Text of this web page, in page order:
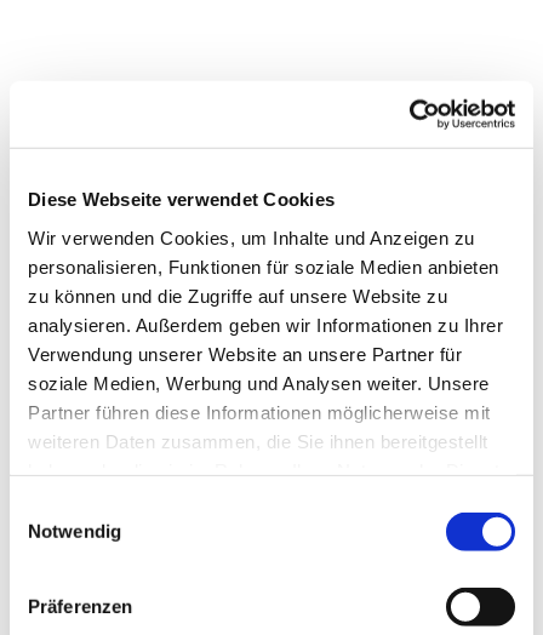
Diese Webseite verwendet Cookies
Wir verwenden Cookies, um Inhalte und Anzeigen zu
personalisieren, Funktionen für soziale Medien anbieten
zu können und die Zugriffe auf unsere Website zu
analysieren. Außerdem geben wir Informationen zu Ihrer
Verwendung unserer Website an unsere Partner für
soziale Medien, Werbung und Analysen weiter. Unsere
Partner führen diese Informationen möglicherweise mit
weiteren Daten zusammen, die Sie ihnen bereitgestellt
Notwendig
Präferenzen
Dies könnte Sie auch
interessieren